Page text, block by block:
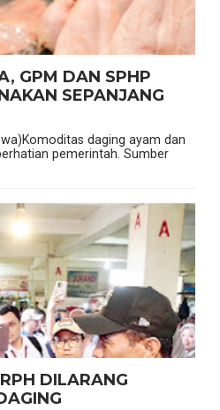
GPM DAN SPHP
SEPANJANG
daging ayam dan
pemerintah. Sumber
DILARANG